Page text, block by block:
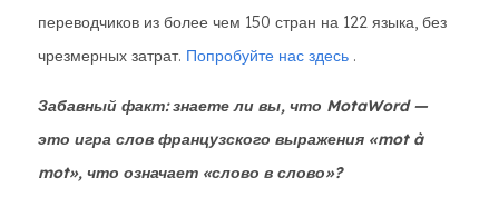
переводчиков из более чем 150 стран на 122 языка, без
чрезмерных затрат. Попробуйте нас здесь .
Забавный факт: знаете ли вы, что MotaWord —
это игра слов французского выражения «mot à
mot», что означает «слово в слово»?